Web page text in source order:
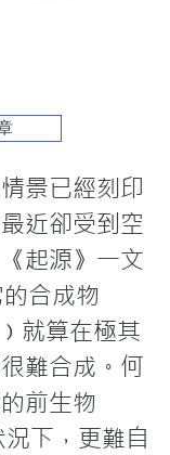
景已經刻印
近卻受到空
起源》一文
合成物
就算在極其
難合成。何
前生物
下，更難自